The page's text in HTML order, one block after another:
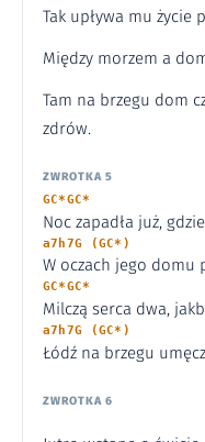
Tak upływa mu życie
Między morzem a
Tam na brzegu dom
zdrów.
ZWROTKA 5
GC*GC*
Noc zapadła już,
a7h7G (GC*)
W oczach jego domu
GC*GC*
Milczą serca dwa,
a7h7G (GC*)
Łódź na brzegu
ZWROTKA 6